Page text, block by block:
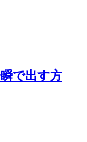
で出す方